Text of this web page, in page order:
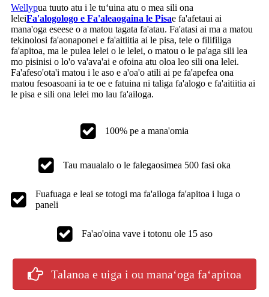
Wellypua tuuto atu i le tuʻuina atu o mea sili ona
leleiFa'alogologo e Fa'aleaogaina le Pisae fa'afetaui ai
mana'oga eseese o a matou tagata fa'atau. Fa'atasi ai ma a matou
tekinolosi fa'aonaponei e fa'aitiitia ai le pisa, tele o filifiliga
fa'apitoa, ma le pulea lelei o le lelei, o matou o le pa'aga sili lea
mo pisinisi o lo'o va'ava'ai e ofoina atu oloa leo sili ona lelei.
Fa'afeso'ota'i matou i le aso e a'oa'o atili ai pe fa'apefea ona
matou fesoasoani ia te oe e fatuina ni taliga fa'alogo e fa'aitiitia ai
le pisa e sili ona lelei mo lau fa'ailoga.
100% pe a mana'omia
Tau maualalo o le falegaosimea 500 fasi oka
Fuafuaga e leai se totogi ma fa'ailoga fa'apitoa i luga o
paneli
Fa'ao'oina vave i totonu ole 15 aso
Talanoa e uiga i ou manaʻoga faʻapitoa